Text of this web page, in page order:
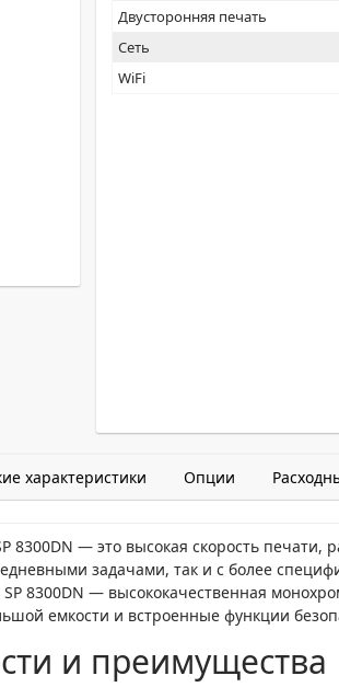
Двусторонняя печать
Сеть
WiFi
характеристики Опции
8300DN — это высокая скорость
задачами, так и с более
8300DN — высококачественная
емкости и встроенные функции
и преимущества